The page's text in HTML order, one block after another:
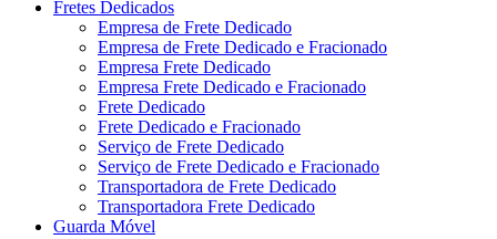
Fretes Dedicados
Empresa de Frete Dedicado
Empresa de Frete Dedicado e Fracionado
Empresa Frete Dedicado
Empresa Frete Dedicado e Fracionado
Frete Dedicado
Frete Dedicado e Fracionado
Serviço de Frete Dedicado
Serviço de Frete Dedicado e Fracionado
Transportadora de Frete Dedicado
Transportadora Frete Dedicado
Guarda Móvel